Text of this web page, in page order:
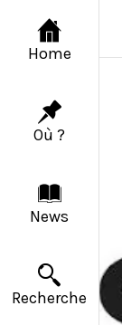
Home
Où ?
News
Recherche